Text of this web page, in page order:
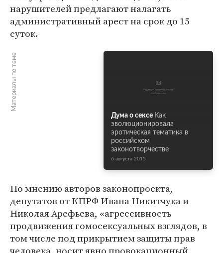
нарушителей предлагают налагать
административный арест на срок до 15
суток.
Материалы по теме
Дума о сексе Как
эволюционировала
эротическая тематика в
российском
законотворчестве
6 августа 2015
По мнению авторов законопроекта,
депутатов от КПРФ Ивана Никитчука и
Николая Арефьева, «агрессивность
продвижения гомосексуальных взглядов, в
том числе под прикрытием защиты прав